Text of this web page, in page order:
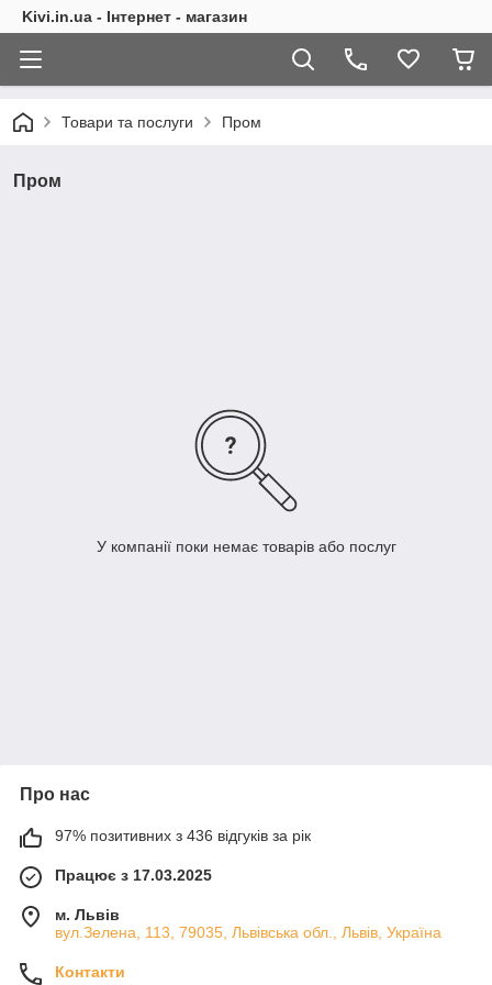
Kivi.in.ua - Інтернет - магазин
Товари та послуги Пром
Пром
У компанії поки немає товарів або послуг
Про нас
97% позитивних з 436 відгуків за рік
Працює з 17.03.2025
м. Львів
вул.Зелена, 113, 79035, Львівська обл., Львів, Україна
Контакти